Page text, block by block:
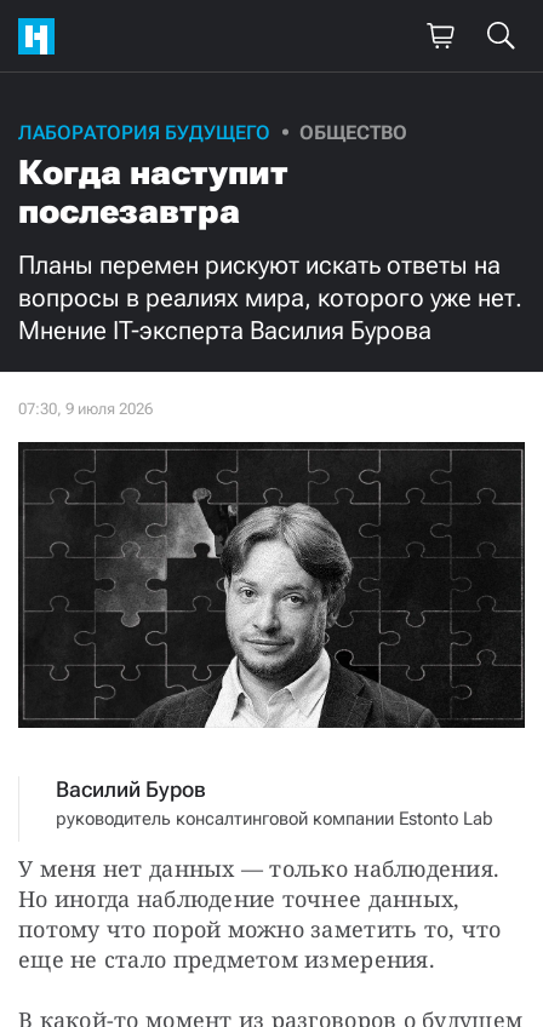
ЛАБОРАТОРИЯ БУДУЩЕГО ОБЩЕСТВО
Когда наступит
послезавтра
Планы перемен рискуют искать ответы на
вопросы в реалиях мира, которого уже нет.
Мнение IT-эксперта Василия Бурова
Василий Буров
руководитель консалтинговой компании Estonto Lab
У меня нет данных — только наблюдения.
Но иногда наблюдение точнее данных,
потому что порой можно заметить то, что
еще не стало предметом измерения.
В какой-то момент из разговоров о будущем
Поддержите
нашу работу!
Ежемесячно
3000 1000
Нажимая кнопку «Стать соучастником»,
я принимаю
условия и подтверждаю свое гражданство РФ
СТАТЬ СОУЧАСТНИКОМ
ПОДЕЛИТЬСЯ С ДРУЗЬЯМИ
Если у вас есть вопросы, пишите donate@novayagazeta.ru
звоните:
+7 (929) 612-03-68